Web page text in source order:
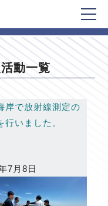
動一覧
岸で放射線測定の
行いました。
7月8日